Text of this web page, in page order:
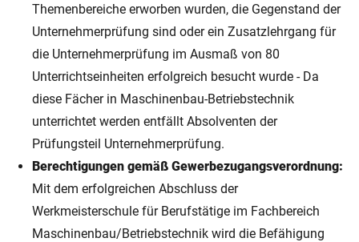
Themenbereiche erworben wurden, die Gegenstand der
Unternehmerprüfung sind oder ein Zusatzlehrgang für
die Unternehmerprüfung im Ausmaß von 80
Unterrichtseinheiten erfolgreich besucht wurde - Da
diese Fächer in Maschinenbau-Betriebstechnik
unterrichtet werden entfällt Absolventen der
Prüfungsteil Unternehmerprüfung.
Berechtigungen gemäß Gewerbezugangsverordnung:
Mit dem erfolgreichen Abschluss der
Werkmeisterschule für Berufstätige im Fachbereich
Maschinenbau/Betriebstechnik wird die Befähigung